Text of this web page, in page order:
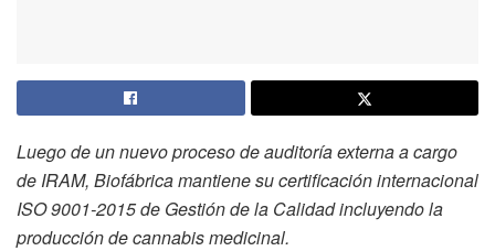
Luego de un nuevo proceso de auditoría externa a cargo
de IRAM, Biofábrica mantiene su certificación internacional
ISO 9001-2015 de Gestión de la Calidad incluyendo la
producción de cannabis medicinal.